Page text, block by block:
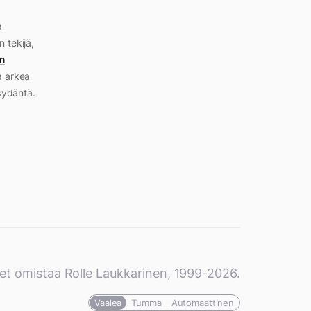
tekijä,
arkea
omistaa Rolle Laukkarinen, 1999-2026.
Vaalea Tumma Automaattinen